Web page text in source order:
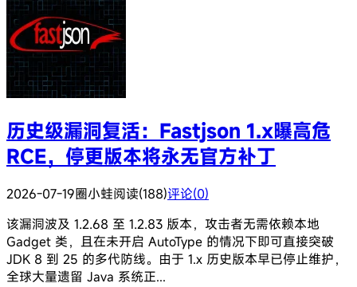
历史级漏洞复活：Fastjson 1.x曝高危
RCE，停更版本将永无官方补丁
2026-07-19圈小蛙阅读(188)评论(0)
该漏洞波及 1.2.68 至 1.2.83 版本，攻击者无需依赖本地
Gadget 类，且在未开启 AutoType 的情况下即可直接突破
JDK 8 到 25 的多代防线。由于 1.x 历史版本早已停止维护，
全球大量遗留 Java 系统正...